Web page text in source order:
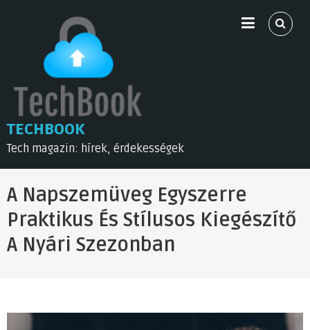
TECHBOOK
Tech magazin: hírek, érdekességek
A Napszemüveg Egyszerre
Praktikus És Stílusos Kiegészítő
A Nyári Szezonban